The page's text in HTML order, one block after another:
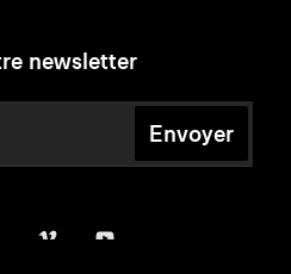
newsletter
Envoyer